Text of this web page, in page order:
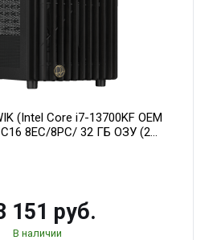
(Intel Core i7-13700KF OEM
8EC/8PC/ 32 ГБ ОЗУ (2
24GB GDDR6X 384-Bit 3xDP
151 руб.
В наличии